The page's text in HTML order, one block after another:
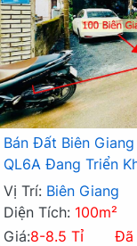
Bán Đất Biên
QL6A Đang Triển
Vị Trí: Biên Giang
Diện Tích: 100m²
Giá:8-8.5 Tỉ Đã